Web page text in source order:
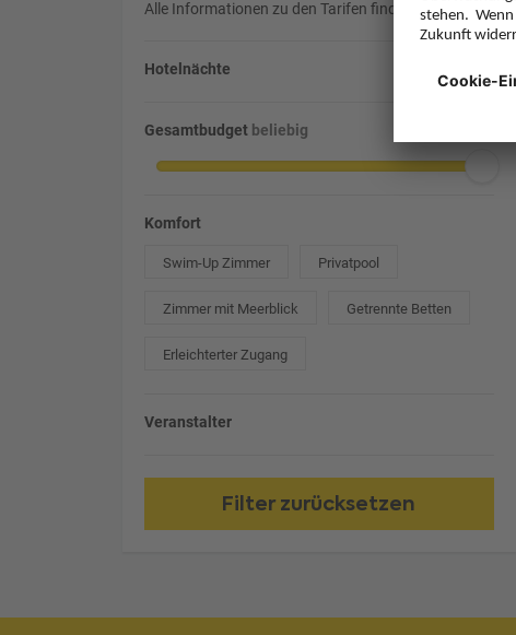
Alle Informationen zu den Tarifen finden Siehier
Hotelnächte
Gesamtbudget beliebig
Komfort
Swim-Up Zimmer Privatpool
Zimmer mit Meerblick Getrennte Betten
Erleichterter Zugang
Veranstalter
Filter zurücksetzen